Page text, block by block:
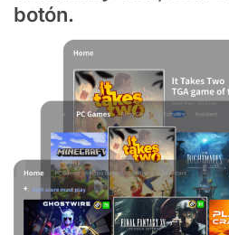
botón.